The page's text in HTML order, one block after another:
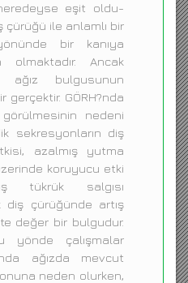
eşit oldu-
çürüğü ile anlamlı bir
bir kanıya
olmaktadır. Ancak
ağız bulgusunun
GÖRH?nda
görülmesinin nedeni
sekresyonların diş
azalmış yutma
koruyucu etki
tükrük salgısı
diş çürüğünde artış
değer bir bulgudur.
yönde çalışmalar
ağızda mevcut
neden olurken,